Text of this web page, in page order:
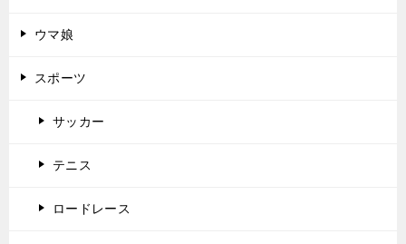
ウマ娘
スポーツ
サッカー
テニス
ロードレース